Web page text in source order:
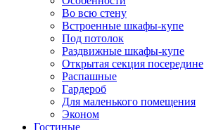
Во всю стену
Встроенные шкафы-купе
Под потолок
Раздвижные шкафы-купе
Открытая секция посередине
Распашные
Гардероб
Для маленького помещения
Эконом
Гостиные